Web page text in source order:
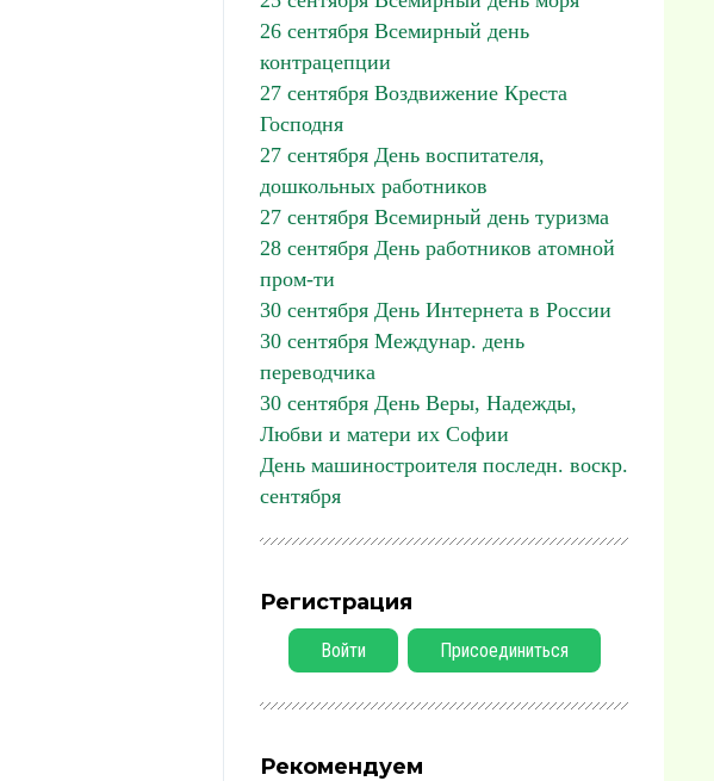
26 сентября Всемирный день
контрацепции
27 сентября Воздвижение Креста
Господня
27 сентября День воспитателя,
дошкольных работников
27 сентября Всемирный день туризма
28 сентября День работников атомной
пром-ти
30 сентября День Интернета в России
30 сентября Междунар. день
переводчика
30 сентября День Веры, Надежды,
Любви и матери их Софии
День машиностроителя последн. воскр.
сентября
Регистрация
Войти Присоединиться
Рекомендуем